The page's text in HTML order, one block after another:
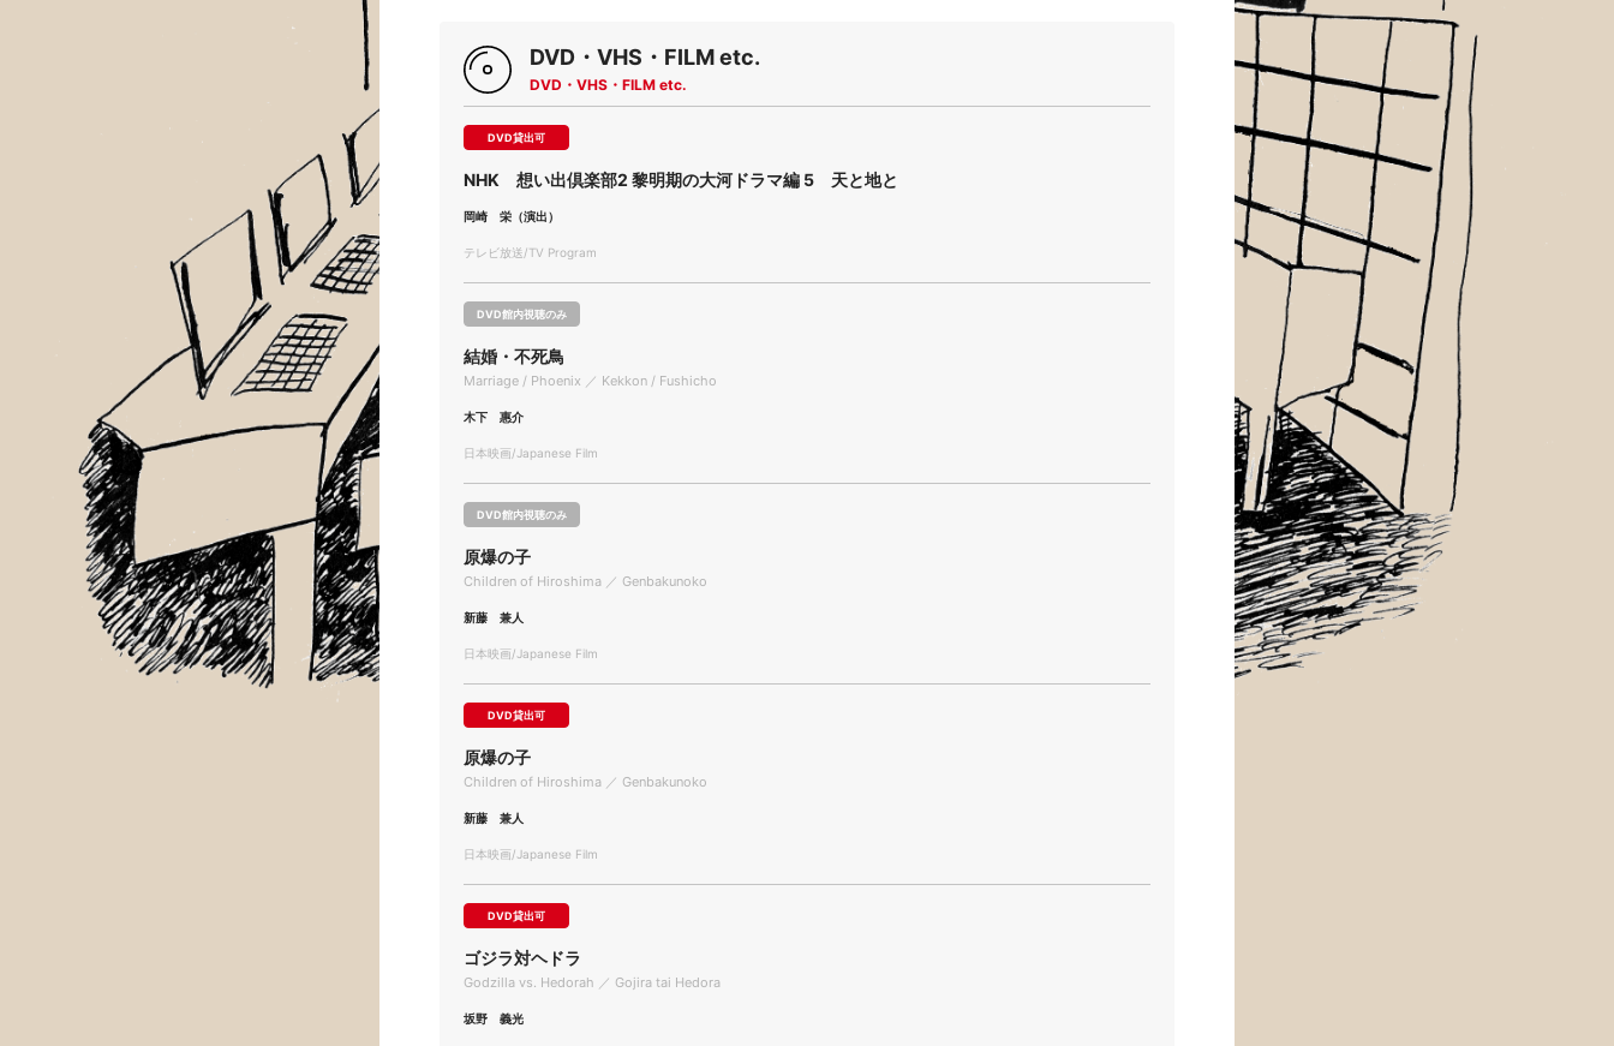
DVD・VHS・FILM etc.
DVD・VHS・FILM etc.
DVD貸出可
NHK 想い出倶楽部2 黎明期の大河ドラマ編 5 天と地と
岡崎 栄（演出）
テレビ放送/TV Program
DVD館内視聴のみ
結婚・不死鳥
Marriage / Phoenix ／ Kekkon / Fushicho
木下 惠介
日本映画/Japanese Film
DVD館内視聴のみ
原爆の子
Children of Hiroshima ／ Genbakunoko
新藤 兼人
日本映画/Japanese Film
DVD貸出可
原爆の子
Children of Hiroshima ／ Genbakunoko
新藤 兼人
日本映画/Japanese Film
DVD貸出可
ゴジラ対ヘドラ
Godzilla vs. Hedorah ／ Gojira tai Hedora
坂野 義光